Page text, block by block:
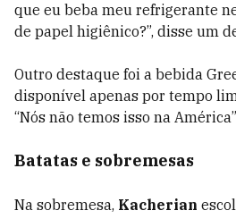
que eu beba meu refrigerante
de papel higiênico?”, disse um
Outro destaque foi a bebida
disponível apenas por tempo
“Nós não temos isso na
Batatas e sobremesas
Na sobremesa, Kacherian